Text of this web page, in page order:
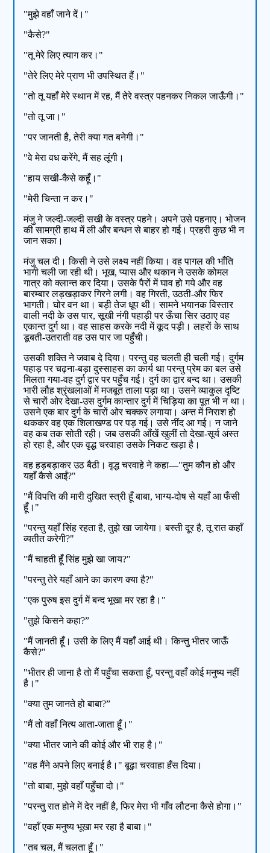
"मुझे वहाँ जाने दें।"
"कैसे?"
"तू मेरे लिए त्याग कर।"
"तेरे लिए मेरे प्राण भी उपस्थित हैं।"
"तो तू यहाँ मेरे स्थान में रह, मैं तेरे वस्त्र पहनकर निकल जाऊँगी।"
"तो तू जा।"
"पर जानती है, तेरी क्या गत बनेगी।"
"वे मेरा वध करेंगे, मैं सह लूंगी।
"हाय सखी-कैसे कहूँ।"
"मेरी चिन्ता न कर।"
मंजु ने जल्दी-जल्दी सखी के वस्त्र पहने। अपने उसे पहनाए। भोजन
की सामग्री हाथ में ली और बन्धन से बाहर हो गई। प्रहरी कुछ भी न
जान सका।
मंजु चल दी। किसी ने उसे लक्ष्य नहीं किया। वह पागल की भाँति
भागी चली जा रही थी। भूख, प्यास और थकान ने उसके कोमल
गात्र को क्लान्त कर दिया। उसके पैरों में घाव हो गये और वह
बारम्बार लड़खड़ाकर गिरने लगी। वह गिरती, उठती-और फिर
भागती। घोर वन था। बड़ी तेज धूप थी। सामने भयानक विस्तार
वाली नदी के उस पार, सूखी नंगी पहाड़ी पर ऊँचा सिर उठाए वह
एकान्त दुर्ग था। वह साहस करके नदी में कूद पड़ी। लहरों के साथ
डूबती-उतराती वह उस पार जा पहुँची।
उसकी शक्ति ने जवाब दे दिया। परन्तु वह चलती ही चली गई। दुर्गम
पहाड़ पर चढ़ना-बड़ा दुस्साहस का कार्य था परन्तु प्रेम का बल उसे
मिलता गया-वह दुर्ग द्वार पर पहुँच गई। दुर्ग का द्वार बन्द था। उसकी
भारी लौह श्रृंखलाओं में मजबूत ताला पड़ा था। उसने व्याकुल दृष्टि
से चारों ओर देखा-उस दुर्गम कान्तार दुर्ग में चिड़िया का पूत भी न था।
उसने एक बार दुर्ग के चारों ओर चक्कर लगाया। अन्त में निराश हो
थककर वह एक शिलाखण्ड पर पड़ गई। उसे नींद आ गई। न जाने
वह कब तक सोती रही। जब उसकी आँखें खुलीं तो देखा-सूर्य अस्त
हो रहा है, और एक वृद्ध चरवाहा उसके निकट खड़ा है।
वह हड़बड़ाकर उठ बैठी। वृद्ध चरवाहे ने कहा—"तुम कौन हो और
यहाँ कैसे आईं?"
"मैं विपत्ति की मारी दुखित स्त्री हूँ बाबा, भाग्य-दोष से यहाँ आ फँसी
हूँ।"
"परन्तु यहाँ सिंह रहता है, तुझे खा जायेगा। बस्ती दूर है, तू रात कहाँ
व्यतीत करेगी?"
"मैं चाहती हूँ सिंह मुझे खा जाय?"
"परन्तु तेरे यहाँ आने का कारण क्या है?"
"एक पुरुष इस दुर्ग में बन्द भूखा मर रहा है।"
"तुझे किसने कहा?”
"मैं जानती हूँ। उसी के लिए मैं यहाँ आई थी। किन्तु भीतर जाऊँ
कैसे?"
"भीतर ही जाना है तो मैं पहुँचा सकता हूँ, परन्तु वहाँ कोई मनुष्य नहीं
है।"
"क्या तुम जानते हो बाबा?”
"मैं तो वहाँ नित्य आता-जाता हूँ।"
"क्या भीतर जाने की कोई और भी राह है।"
"वह मैंने अपने लिए बनाई है।" बूढ़ा चरवाहा हँस दिया।
"तो बाबा, मुझे वहाँ पहुँचा दो।"
"परन्तु रात होने में देर नहीं है, फिर मेरा भी गाँव लौटना कैसे होगा।"
"वहाँ एक मनुष्य भूखा मर रहा है बाबा।"
"तब चल, मैं चलता हूँ।"